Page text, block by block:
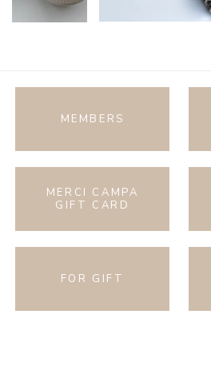
MEMBERS
MERCI CAMPA
GIFT CARD
FOR GIFT